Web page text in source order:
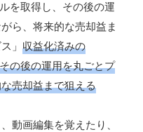
を取得し、その後の運
ら、将来的な売却益ま
」 収益化済みの
の後の運用を丸ごとプ
売却益まで狙える
動画編集を覚えたり、